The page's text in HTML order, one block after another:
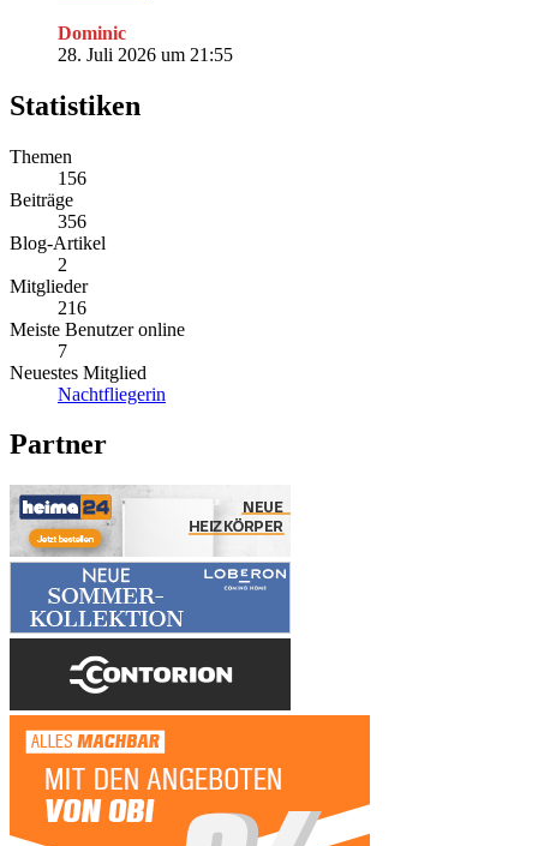
Dominic
28. Juli 2026 um 21:55
Statistiken
Themen
156
Beiträge
356
Blog-Artikel
2
Mitglieder
216
Meiste Benutzer online
7
Neuestes Mitglied
Nachtfliegerin
Partner